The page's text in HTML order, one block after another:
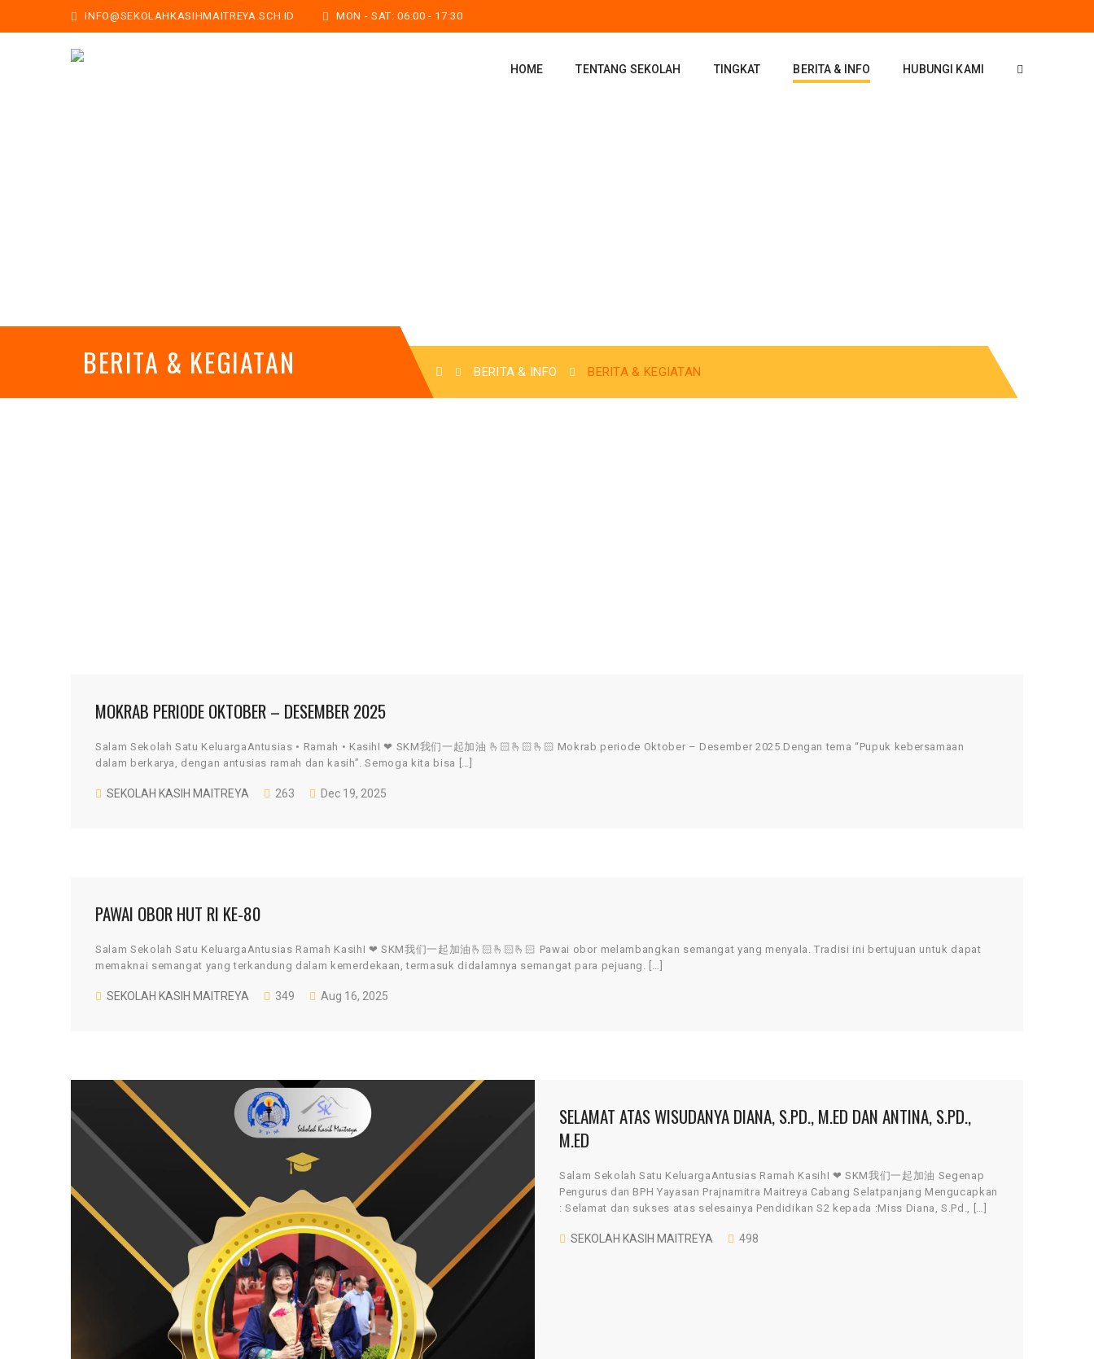
INFO@SEKOLAHKASIHMAITREYA.SCH.ID MON - SAT: 06:00 - 17:30
HOME TENTANG SEKOLAH TINGKAT BERITA & INFO HUBUNGI KAMI
BERITA & KEGIATAN BERITA & INFO BERITA & KEGIATAN
MOKRAB PERIODE OKTOBER – DESEMBER 2025
Salam Sekolah Satu KeluargaAntusias • Ramah • KasihI ❤ SKM我们一起加油 🫰🏻🫰🏻🫰🏻 Mokrab periode Oktober – Desember 2025.Dengan tema “Pupuk kebersamaan
dalam berkarya, dengan antusias ramah dan kasih”. Semoga kita bisa […]
SEKOLAH KASIH MAITREYA 263 Dec 19, 2025
PAWAI OBOR HUT RI KE-80
Salam Sekolah Satu KeluargaAntusias Ramah KasihI ❤ SKM我们一起加油🫰🏻🫰🏻🫰🏻 Pawai obor melambangkan semangat yang menyala. Tradisi ini bertujuan untuk dapat
memaknai semangat yang terkandung dalam kemerdekaan, termasuk didalamnya semangat para pejuang. […]
SEKOLAH KASIH MAITREYA 349 Aug 16, 2025
SELAMAT ATAS WISUDANYA DIANA, S.PD., M.ED DAN ANTINA, S.PD.,
M.ED
Salam Sekolah Satu KeluargaAntusias Ramah KasihI ❤ SKM我们一起加油 Segenap
Pengurus dan BPH Yayasan Prajnamitra Maitreya Cabang Selatpanjang Mengucapkan
: Selamat dan sukses atas selesainya Pendidikan S2 kepada :Miss Diana, S.Pd., […]
SEKOLAH KASIH MAITREYA 498